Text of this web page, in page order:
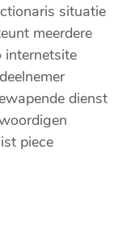
situatie
meerdere
internetsite
dienst
piece